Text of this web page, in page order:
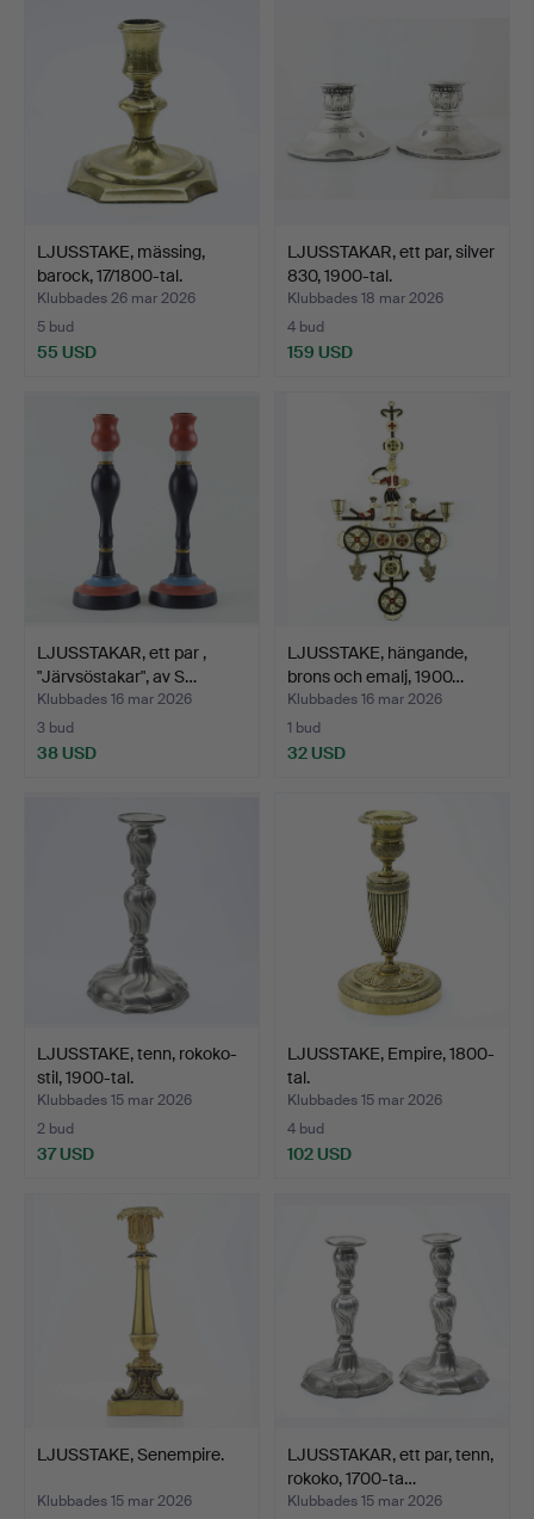
LJUSSTAKE, mässing,
barock, 17/1800-tal.
Klubbades 26 mar 2026
5 bud
55 USD
LJUSSTAKAR, ett par, silver
830, 1900-tal.
Klubbades 18 mar 2026
4 bud
159 USD
LJUSSTAKAR, ett par ,
"Järvsöstakar", av S…
Klubbades 16 mar 2026
3 bud
38 USD
LJUSSTAKE, hängande,
brons och emalj, 1900…
Klubbades 16 mar 2026
1 bud
32 USD
LJUSSTAKE, tenn, rokoko-
stil, 1900-tal.
Klubbades 15 mar 2026
2 bud
37 USD
LJUSSTAKE, Empire, 1800-
tal.
Klubbades 15 mar 2026
4 bud
102 USD
LJUSSTAKE, Senempire.
Klubbades 15 mar 2026
LJUSSTAKAR, ett par, tenn,
rokoko, 1700-ta…
Klubbades 15 mar 2026